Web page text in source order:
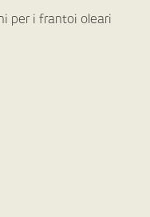
per i frantoi oleari